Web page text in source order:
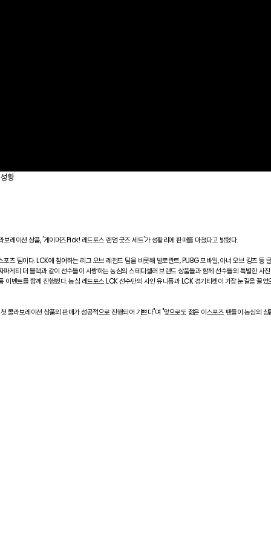
황
레이션 상품, '게이머즈Pick! 레드포스 랜덤 굿즈 세트'가 성황리에 판매를 마쳤다고 밝혔다.
츠 팀이다. LCK에 참여하는 리그 오브 레전드 팀을 비롯해 발로란트, PUBG 모바일, 아너 오브 킹즈
게티 더 블랙과 같이 선수들이 사랑하는 농심의 스테디셀러 브랜드 상품들과 함께 선수들의 특별한 사
벤트를 함께 진행했다. 농심 레드포스 LCK 선수단의 사인 유니폼과 LCK 경기티켓이 가장 눈길을 끌
콜라보레이션 상품의 판매가 성공적으로 진행되어 기쁘다"며 "앞으로도 젊은 이스포츠 팬들이 농심의